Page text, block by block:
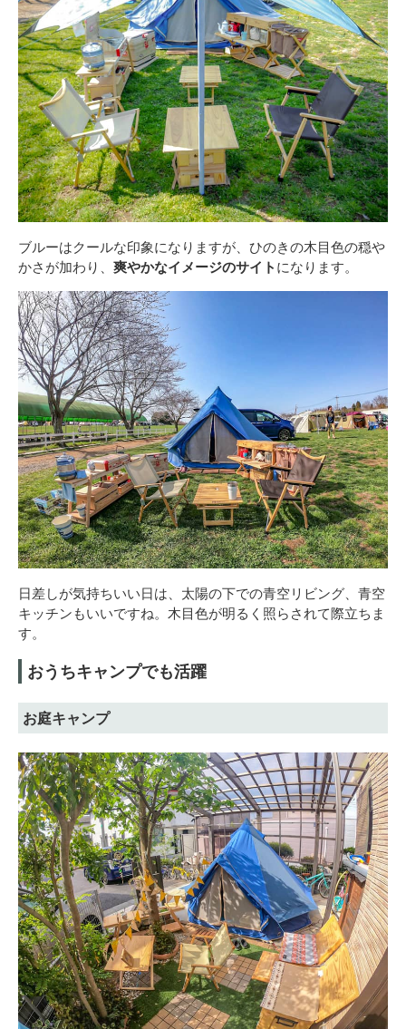
ブルーはクールな印象になりますが、ひのきの木目色の穏や
かさが加わり、 爽やかなイメージのサイト になります。
日差しが気持ちいい日は、太陽の下での青空リビング、青空
キッチンもいいですね。木目色が明るく照らされて際立ちま
す。
おうちキャンプでも活躍
お庭キャンプ